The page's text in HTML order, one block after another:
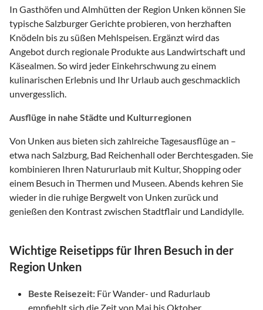
In Gasthöfen und Almhütten der Region Unken können Sie
typische Salzburger Gerichte probieren, von herzhaften
Knödeln bis zu süßen Mehlspeisen. Ergänzt wird das
Angebot durch regionale Produkte aus Landwirtschaft und
Käsealmen. So wird jeder Einkehrschwung zu einem
kulinarischen Erlebnis und Ihr Urlaub auch geschmacklich
unvergesslich.
Ausflüge in nahe Städte und Kulturregionen
Von Unken aus bieten sich zahlreiche Tagesausflüge an –
etwa nach Salzburg, Bad Reichenhall oder Berchtesgaden. Sie
kombinieren Ihren Natururlaub mit Kultur, Shopping oder
einem Besuch in Thermen und Museen. Abends kehren Sie
wieder in die ruhige Bergwelt von Unken zurück und
genießen den Kontrast zwischen Stadtflair und Landidylle.
Wichtige Reisetipps für Ihren Besuch in der
Region Unken
Beste Reisezeit: Für Wander- und Radurlaub
empfiehlt sich die Zeit von Mai bis Oktober,